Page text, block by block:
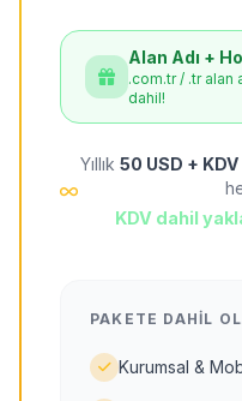
Alan Adı +
.com.tr / .tr alan
dahil!
Yıllık 50 USD + KDV
KDV dahil
PAKETE DAHIL
Kurumsal &